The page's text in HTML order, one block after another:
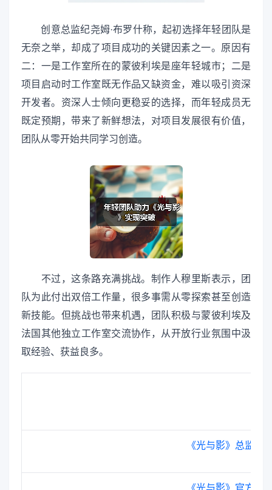
创意总监纪尧姆·布罗什称，起初选择年轻团队是
无奈之举，却成了项目成功的关键因素之一。原因有
二：一是工作室所在的蒙彼利埃是座年轻城市；二是
项目启动时工作室既无作品又缺资金，难以吸引资深
开发者。资深人士倾向更稳妥的选择，而年轻成员无
既定预期，带来了新鲜想法，对项目发展很有价值，
团队从零开始共同学习创造。
不过，这条路充满挑战。制作人穆里斯表示，团
队为此付出双倍工作量，很多事需从零探索甚至创造
新技能。但挑战也带来机遇，团队积极与蒙彼利埃及
法国其他独立工作室交流协作，从开放行业氛围中汲
取经验、获益良多。
《光与影》总监反
《光与影》官方紧